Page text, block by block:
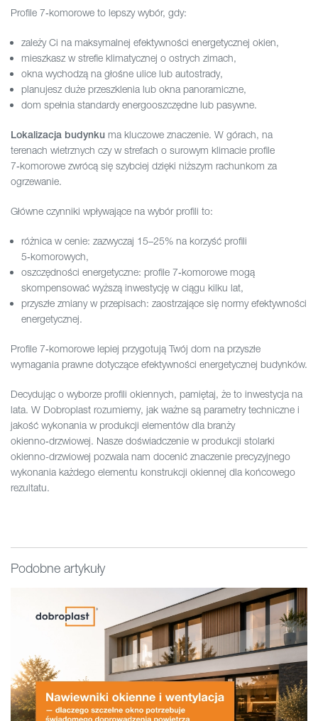
Profile 7‑komorowe to lepszy wybór, gdy:
zależy Ci na maksymalnej efektywności energetycznej okien,
mieszkasz w strefie klimatycznej o ostrych zimach,
okna wychodzą na głośne ulice lub autostrady,
planujesz duże przeszklenia lub okna panoramiczne,
dom spełnia standardy energooszczędne lub pasywne.
Lokalizacja budynku ma kluczowe znaczenie. W górach, na
terenach wietrznych czy w strefach o surowym klimacie profile
7‑komorowe zwrócą się szybciej dzięki niższym rachunkom za
ogrzewanie.
Główne czynniki wpływające na wybór profili to:
różnica w cenie: zazwyczaj 15–25% na korzyść profili
5‑komorowych,
oszczędności energetyczne: profile 7‑komorowe mogą
skompensować wyższą inwestycję w ciągu kilku lat,
przyszłe zmiany w przepisach: zaostrzające się normy efektywności
energetycznej.
Profile 7‑komorowe lepiej przygotują Twój dom na przyszłe
wymagania prawne dotyczące efektywności energetycznej budynków.
Decydując o wyborze profili okiennych, pamiętaj, że to inwestycja na
lata. W Dobroplast rozumiemy, jak ważne są parametry techniczne i
jakość wykonania w produkcji elementów dla branży
okienno‑drzwiowej. Nasze doświadczenie w produkcji stolarki
okienno-drzwiowej pozwala nam docenić znaczenie precyzyjnego
wykonania każdego elementu konstrukcji okiennej dla końcowego
rezultatu.
Podobne artykuły